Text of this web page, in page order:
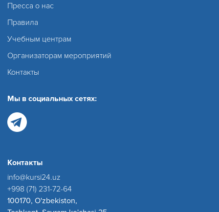
Пресса о нас
Правила
Учебным центрам
Организаторам мероприятий
Контакты
Мы в социальных сетях:
Контакты
info@kursi24.uz
+998 (71) 231-72-64
100170, O'zbekiston,